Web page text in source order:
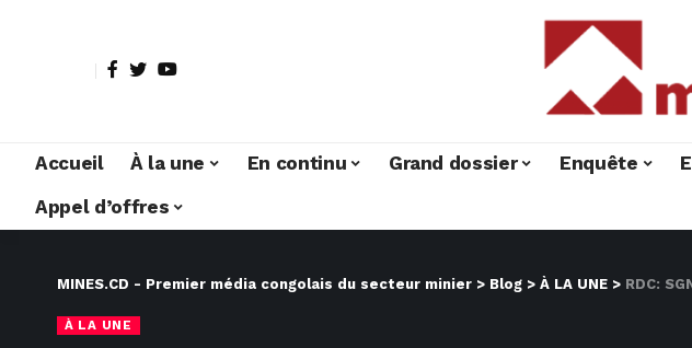
Accueil À la une En continu Grand dossier Enquête
Appel d’offres
MINES.CD - Premier média congolais du secteur minier > Blog > À LA UNE > RDC:
À LA UNE